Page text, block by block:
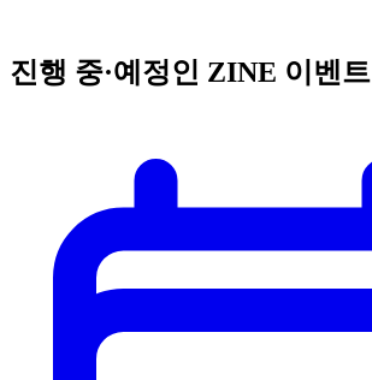
진행 중·예정인 ZINE 이벤트